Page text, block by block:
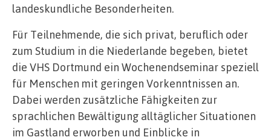
landeskundliche Besonderheiten.
Für Teilnehmende, die sich privat, beruflich oder
zum Studium in die Niederlande begeben, bietet
die VHS Dortmund ein Wochenendseminar speziell
für Menschen mit geringen Vorkenntnissen an.
Dabei werden zusätzliche Fähigkeiten zur
sprachlichen Bewältigung alltäglicher Situationen
im Gastland erworben und Einblicke in